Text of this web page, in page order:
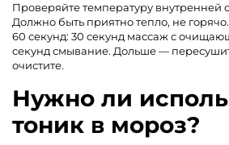
Проверяйте температуру внутренней
Должно быть приятно тепло, не
60 секунд: 30 секунд массаж с
секунд смывание. Дольше —
очистите.
Нужно ли
тоник в мороз?